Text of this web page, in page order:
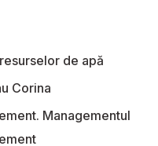
de apă
Corina
Managementul